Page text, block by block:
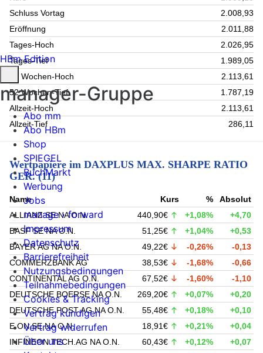
Schluss Vortag
2.008,93
Eröffnung
2.011,88
Tages-Hoch
2.026,95
Tages-Tief
1.989,05
52 Wochen-Hoch
2.113,61
52 Wochen-Tief
1.787,19
Allzeit-Hoch
2.113,61
Allzeit-Tief
286,11
Wertpapiere im DAXPLUS MAX. SHARPE RATIO
GER. (11)
Name Kurs %
Absolut
ALLIANZ SE NA O.N.
440,90€ +1,08%
+4,70
BASF SE NA O.N.
51,25€ +1,04%
+0,53
BAYER AG NA O.N.
49,22€ -0,26%
-0,13
COMMERZBANK AG
38,53€ -1,68%
-0,66
CONTINENTAL AG O.N.
67,52€ -1,60%
-1,10
DEUTSCHE BOERSE NA O.N.
269,20€ +0,07%
+0,20
DEUTSCHE POST AG NA O.N.
55,48€ +0,18%
+0,10
E.ON SE NA O.N.
18,91€ +0,21%
+0,04
INFINEON TECH.AG NA O.N.
60,43€ +0,12%
+0,07
HBm Edition
manager-Gruppe
Abo mm
Abo HBm
Shop
SPIEGEL
BuchMarkt
Werbung
Jobs
manage › forward
Impressum
Datenschutz
Barrierefreiheit
Nutzungsbedingungen
Teilnahmebedingungen
Cookies & Tracking
Vertrag kündigen
Vertrag widerrufen
Über uns